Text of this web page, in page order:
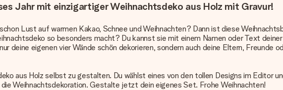
Jahr mit einzigartiger Weihnachtsdeko aus Holz mit Gravur!
Lust auf warmen Kakao, Schnee und Weihnachten? Dann ist diese
so besonders macht? Du kannst sie mit einem Namen oder Text
deine eigenen vier Wände schön dekorieren, sondern auch deine Eltern, Freunde
aus Holz selbst zu gestalten. Du wählst eines von den tollen Designs im Editor
Weihnachtsdekoration. Gestalte jetzt dein eigenes Set. Frohe Weihnachten!